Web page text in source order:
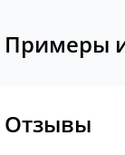
Примеры
Отзывы